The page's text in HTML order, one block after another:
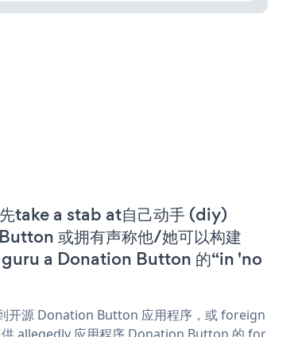
take a stab at自己动手 (diy)
或拥有声称他/她可以构建
a Donation Button 的“in 'no
开源 Donation Button 应用程序，或 foreign